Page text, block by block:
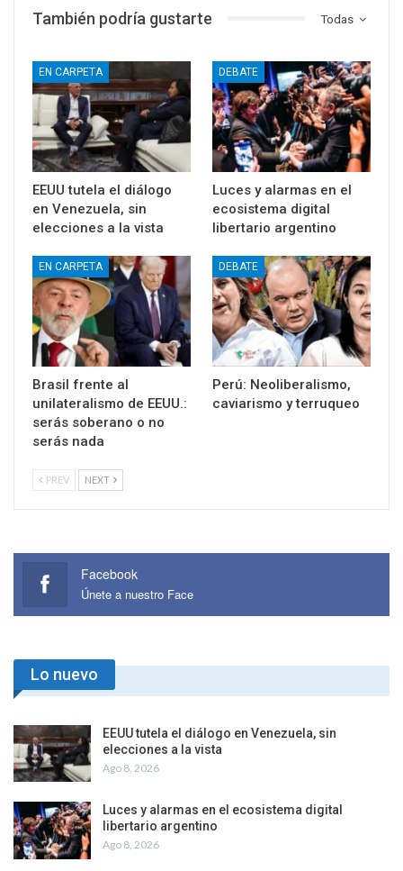
Todas
También podría gustarte
EN CARPETA
EEUU tutela el diálogo
en Venezuela, sin
elecciones a la vista
DEBATE
Luces y alarmas en el
ecosistema digital
libertario argentino
EN CARPETA
Brasil frente al
unilateralismo de EEUU.:
serás soberano o no
serás nada
DEBATE
Perú: Neoliberalismo,
caviarismo y terruqueo
PREV NEXT
Facebook
Únete a nuestro Face
Lo nuevo
EEUU tutela el diálogo en Venezuela, sin
elecciones a la vista
Ago 8, 2026
Luces y alarmas en el ecosistema digital
libertario argentino
Ago 8, 2026